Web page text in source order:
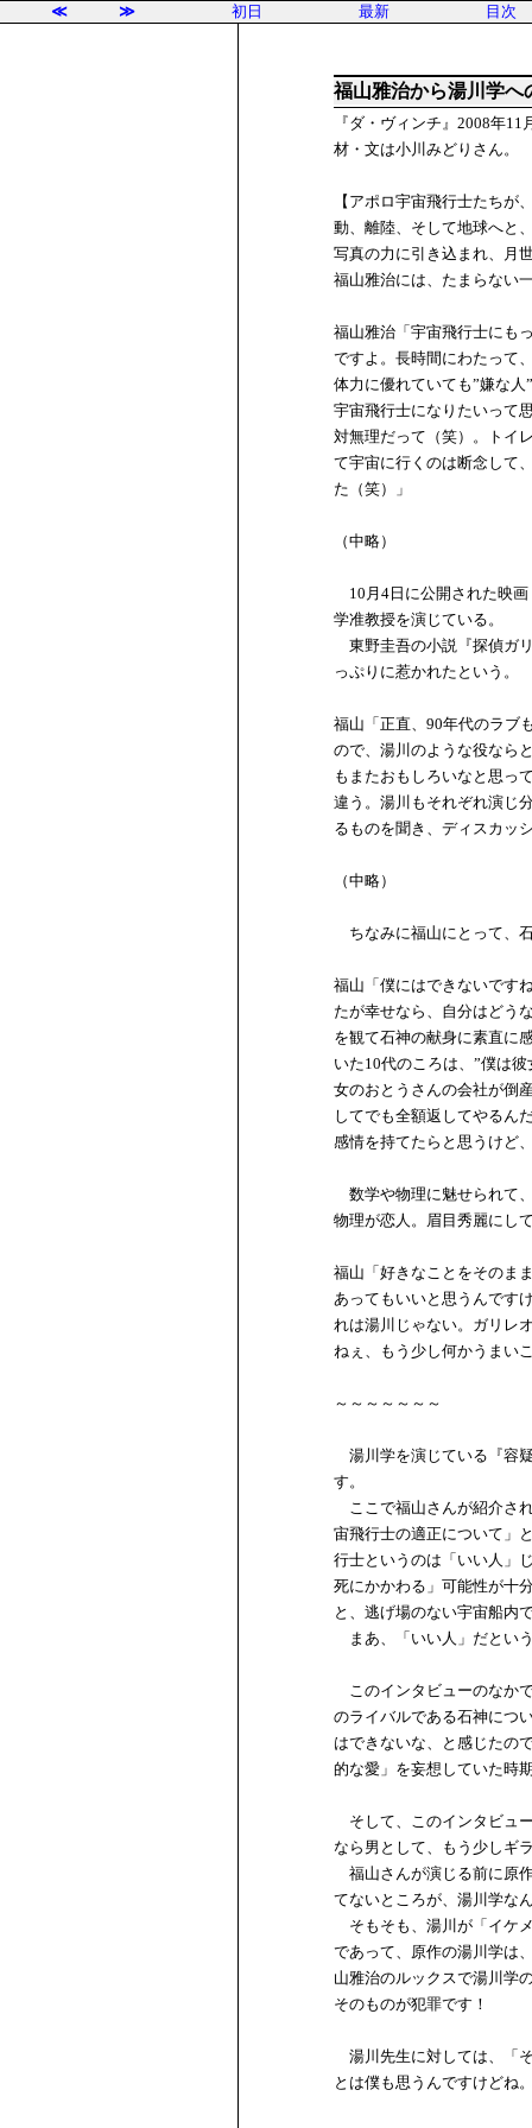
≪ ≫ 初日 最新 目次
福山雅治から湯川学へ
『ダ・ヴィンチ』2008年
材・文は小川みどりさん。
【アポロ宇宙飛行士たち
動、離陸、そして地球へと
写真の力に引き込まれ、月
福山雅治には、たまらない
福山雅治「宇宙飛行士にも
ですよ。長時間にわたって
体力に優れていても”嫌な
宇宙飛行士になりたいって
対無理だって（笑）。トイ
て宇宙に行くのは断念して
た（笑）」
（中略）
10月4日に公開された映画
学准教授を演じている。
東野圭吾の小説『探偵ガ
っぷりに惹かれたという。
福山「正直、90年代のラブ
ので、湯川のような役なら
もまたおもしろいなと思っ
違う。湯川もそれぞれ演じ
るものを聞き、ディスカッ
（中略）
ちなみに福山にとって、
福山「僕にはできないです
たが幸せなら、自分はどう
を観て石神の献身に素直に
いた10代のころは、”僕は
女のおとうさんの会社が倒
してでも全額返してやるん
感情を持てたらと思うけど
数学や物理に魅せられて
物理が恋人。眉目秀麗にし
福山「好きなことをそのま
あってもいいと思うんです
れは湯川じゃない。ガリレ
ねぇ、もう少し何かうまい
～～～～～～～
湯川学を演じている『容
す。
ここで福山さんが紹介さ
宙飛行士の適正について」
行士というのは「いい人」
死にかかわる」可能性が十
と、逃げ場のない宇宙船内
まあ、「いい人」だとい
このインタビューのなか
のライバルである石神につ
はできないな、と感じたの
的な愛」を妄想していた時
そして、このインタビュ
なら男として、もう少しギ
福山さんが演じる前に原
てないところが、湯川学な
そもそも、湯川が「イケ
であって、原作の湯川学は
山雅治のルックスで湯川学
そのものが犯罪です！
湯川先生に対しては、「
とは僕も思うんですけどね